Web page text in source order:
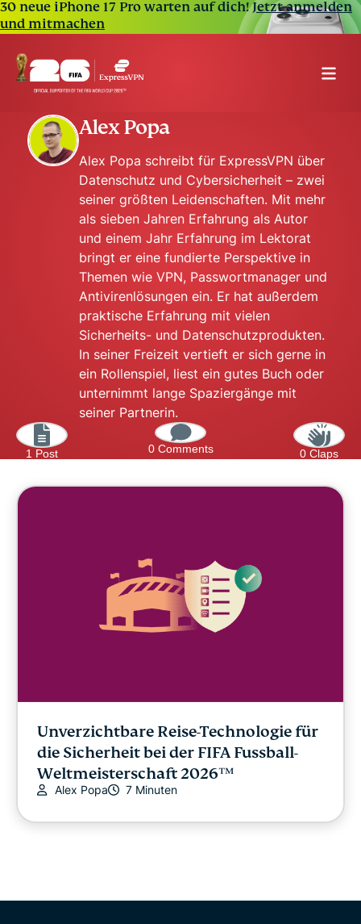
30 neue iPhone 17 Pro warten auf dich!Jetzt anmelden
und mitmachen
Alex Popa
Alex Popa schreibt für ExpressVPN über
Datenschutz und Cybersicherheit – zwei
seiner größten Leidenschaften. Mit mehr
als sieben Jahren Erfahrung als Autor
und einem Jahr Erfahrung im Lektorat
bringt er eine fundierte Perspektive in
Themen wie VPN, Passwortmanager und
Antivirenlösungen ein. Er hat außerdem
praktische Erfahrung mit vielen
Sicherheits- und Datenschutzprodukten.
In seiner Freizeit vertieft er sich gerne in
ein Rollenspiel, liest ein gutes Buch oder
unternimmt lange Spaziergänge mit
seiner Partnerin.
1 Post 0 Comments 0 Claps
Unverzichtbare Reise-Technologie für
die Sicherheit bei der FIFA Fussball-
Weltmeisterschaft 2026™
Alex Popa 7 Minuten